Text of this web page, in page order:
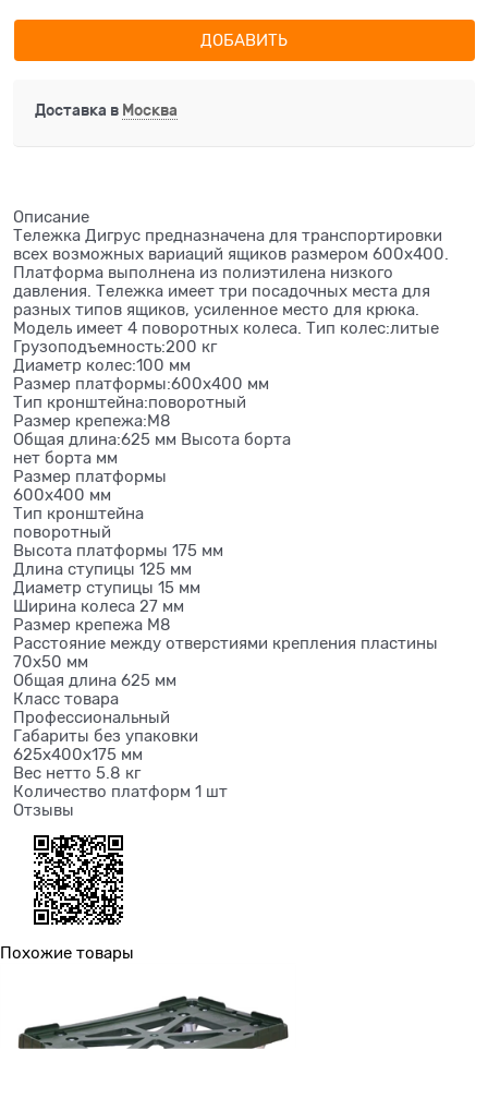
ДОБАВИТЬ
Доставка в Москва
Описание
Тележка Дигрус предназначена для транспортировки
всех возможных вариаций ящиков размером 600х400.
Платформа выполнена из полиэтилена низкого
давления. Тележка имеет три посадочных места для
разных типов ящиков, усиленное место для крюка.
Модель имеет 4 поворотных колеса. Тип колес:литые
Грузоподъемность:200 кг
Диаметр колес:100 мм
Размер платформы:600х400 мм
Тип кронштейна:поворотный
Размер крепежа:М8
Общая длина:625 мм Высота борта
нет борта мм
Размер платформы
600х400 мм
Тип кронштейна
поворотный
Высота платформы 175 мм
Длина ступицы 125 мм
Диаметр ступицы 15 мм
Ширина колеса 27 мм
Размер крепежа М8
Расстояние между отверстиями крепления пластины
70х50 мм
Общая длина 625 мм
Класс товара
Профессиональный
Габариты без упаковки
625х400х175 мм
Вес нетто 5.8 кг
Количество платформ 1 шт
Отзывы
Похожие товары